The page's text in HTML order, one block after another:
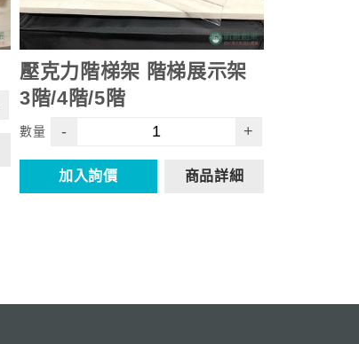
壓克力階梯架 階梯展示架
3階/4階/5階
數量 - +
加入詢價 商品詳細